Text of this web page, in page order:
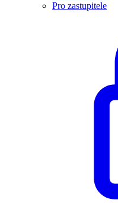
Pro zastupitele